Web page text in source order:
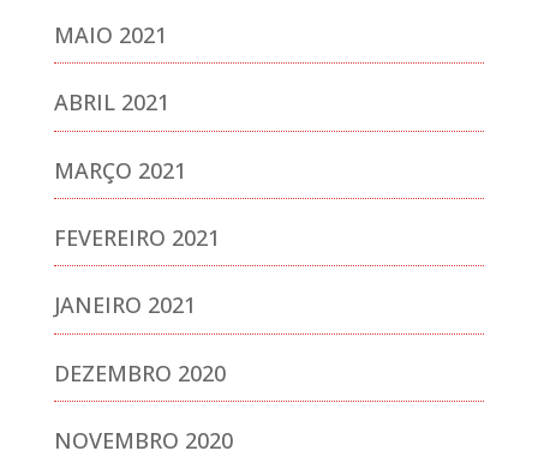
MAIO 2021
ABRIL 2021
MARÇO 2021
FEVEREIRO 2021
JANEIRO 2021
DEZEMBRO 2020
NOVEMBRO 2020